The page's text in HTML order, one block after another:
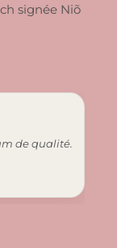
signée Niõ
de qualité.